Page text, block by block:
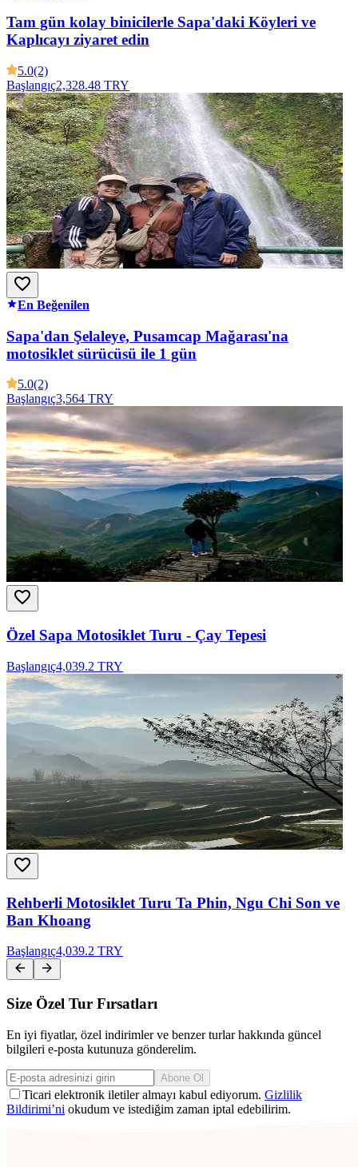
Tam gün kolay binicilerle Sapa'daki Köyleri ve
Kaplıcayı ziyaret edin
5.0(2)
Başlangıç2,328.48 TRY
En Beğenilen
Sapa'dan Şelaleye, Pusamcap Mağarası'na
motosiklet sürücüsü ile 1 gün
5.0(2)
Başlangıç3,564 TRY
Özel Sapa Motosiklet Turu - Çay Tepesi
Başlangıç4,039.2 TRY
Rehberli Motosiklet Turu Ta Phin, Ngu Chi Son ve
Ban Khoang
Başlangıç4,039.2 TRY
Size Özel Tur Fırsatları
En iyi fiyatlar, özel indirimler ve benzer turlar hakkında güncel
bilgileri e-posta kutunuza gönderelim.
Abone Ol
Ticari elektronik iletiler almayı kabul ediyorum. Gizlilik
Bildirimi’ni okudum ve istediğim zaman iptal edebilirim.